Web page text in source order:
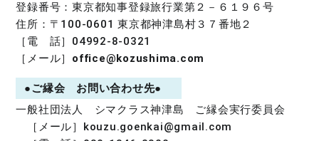
登録番号：東京都知事登録旅行業第２－６１９６号
住所：〒100-0601 東京都神津島村３７番地２
［電 話］04992-8-0321
［メール］ office@kozushima.com
●ご縁会 お問い合わせ先●
一般社団法人 シマクラス神津島 ご縁会実行委員会
［メール］ kouzu.goenkai@gmail.com